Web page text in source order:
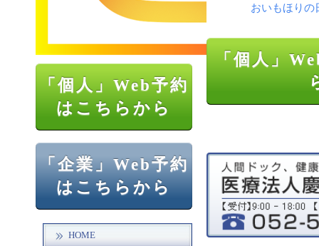
「個人」Web予約
はこちらから
「企業」Web予約
はこちらから
HOME
おいもほりの
「個人」